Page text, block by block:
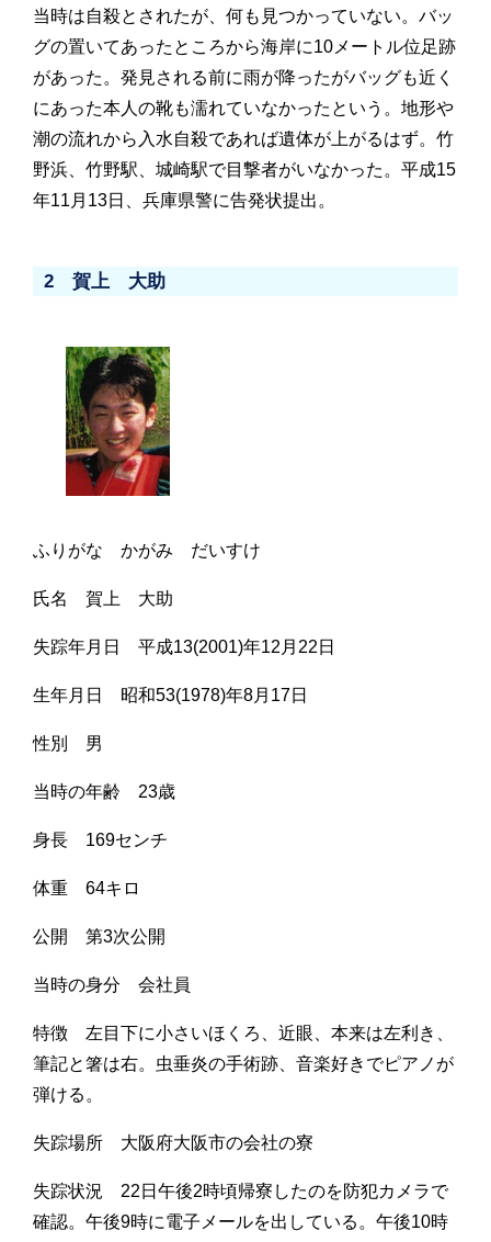
当時は自殺とされたが、何も見つかっていない。バッ
グの置いてあったところから海岸に10メートル位足跡
があった。発見される前に雨が降ったがバッグも近く
にあった本人の靴も濡れていなかったという。地形や
潮の流れから入水自殺であれば遺体が上がるはず。竹
野浜、竹野駅、城崎駅で目撃者がいなかった。平成15
年11月13日、兵庫県警に告発状提出。
2 賀上 大助
ふりがな かがみ だいすけ
氏名 賀上 大助
失踪年月日 平成13(2001)年12月22日
生年月日 昭和53(1978)年8月17日
性別 男
当時の年齢 23歳
身長 169センチ
体重 64キロ
公開 第3次公開
当時の身分 会社員
特徴 左目下に小さいほくろ、近眼、本来は左利き、
筆記と箸は右。虫垂炎の手術跡、音楽好きでピアノが
弾ける。
失踪場所 大阪府大阪市の会社の寮
失踪状況 22日午後2時頃帰寮したのを防犯カメラで
確認。午後9時に電子メールを出している。午後10時